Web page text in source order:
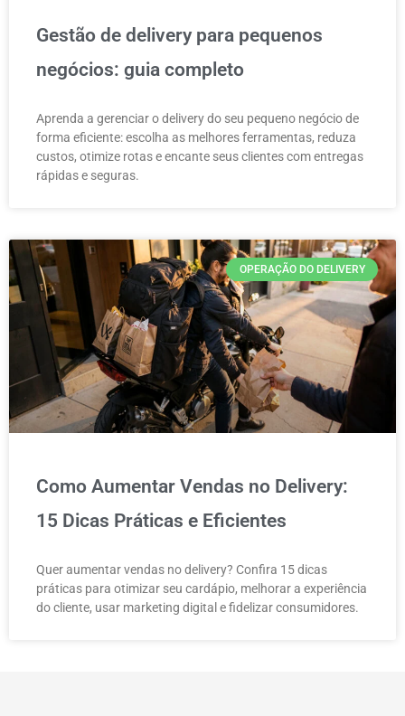
Gestão de delivery para pequenos
negócios: guia completo
Aprenda a gerenciar o delivery do seu pequeno negócio de
forma eficiente: escolha as melhores ferramentas, reduza
custos, otimize rotas e encante seus clientes com entregas
rápidas e seguras.
OPERAÇÃO DO DELIVERY
Como Aumentar Vendas no Delivery:
15 Dicas Práticas e Eficientes
Quer aumentar vendas no delivery? Confira 15 dicas
práticas para otimizar seu cardápio, melhorar a experiência
do cliente, usar marketing digital e fidelizar consumidores.